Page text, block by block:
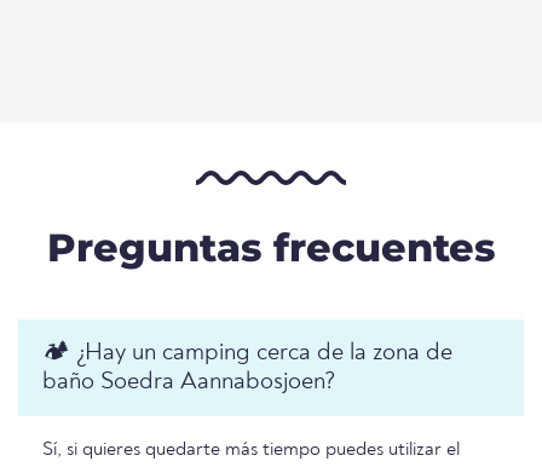
Preguntas frecuentes
🏕️ ¿Hay un camping cerca de la zona de
baño Soedra Aannabosjoen?
Sí, si quieres quedarte más tiempo puedes utilizar el